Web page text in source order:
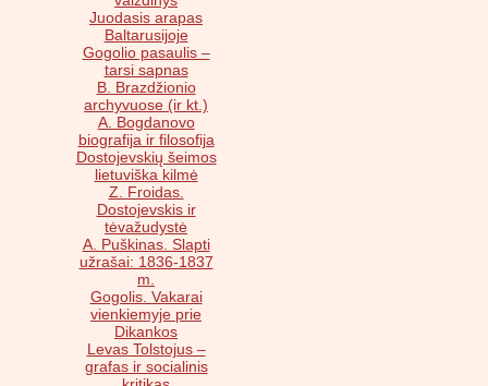
Juodasis arapas
Baltarusijoje
Gogolio pasaulis –
tarsi sapnas
B. Brazdžionio
archyvuose (ir kt.)
A. Bogdanovo
biografija ir filosofija
Dostojevskių šeimos
lietuviška kilmė
Z. Froidas.
Dostojevskis ir
tėvažudystė
A. Puškinas. Slapti
užrašai: 1836-1837
m.
Gogolis. Vakarai
vienkiemyje prie
Dikankos
Levas Tolstojus –
grafas ir socialinis